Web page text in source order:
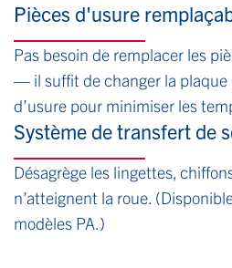
Pièces d'usure
Pas besoin de remplacer les
— il suffit de changer la plaque
d’usure pour minimiser les
Système de transfert de
Désagrège les lingettes,
n’atteignent la roue.
modèles PA.)